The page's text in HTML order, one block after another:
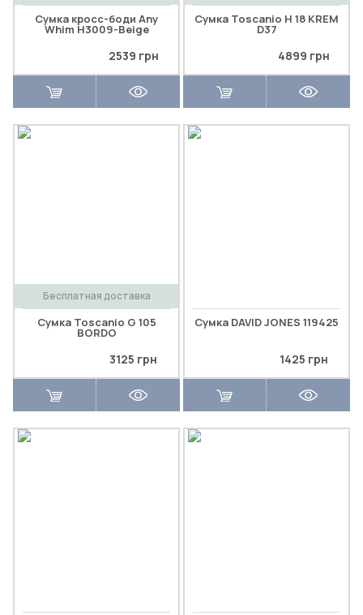
Сумка кросс-боди Any
Whim H3009-Beige
2539 грн
Сумка Toscanio H 18 KREM
D37
4899 грн
Бесплатная доставка
Сумка Toscanio G 105
BORDO
3125 грн
Сумка DAVID JONES 119425
1425 грн